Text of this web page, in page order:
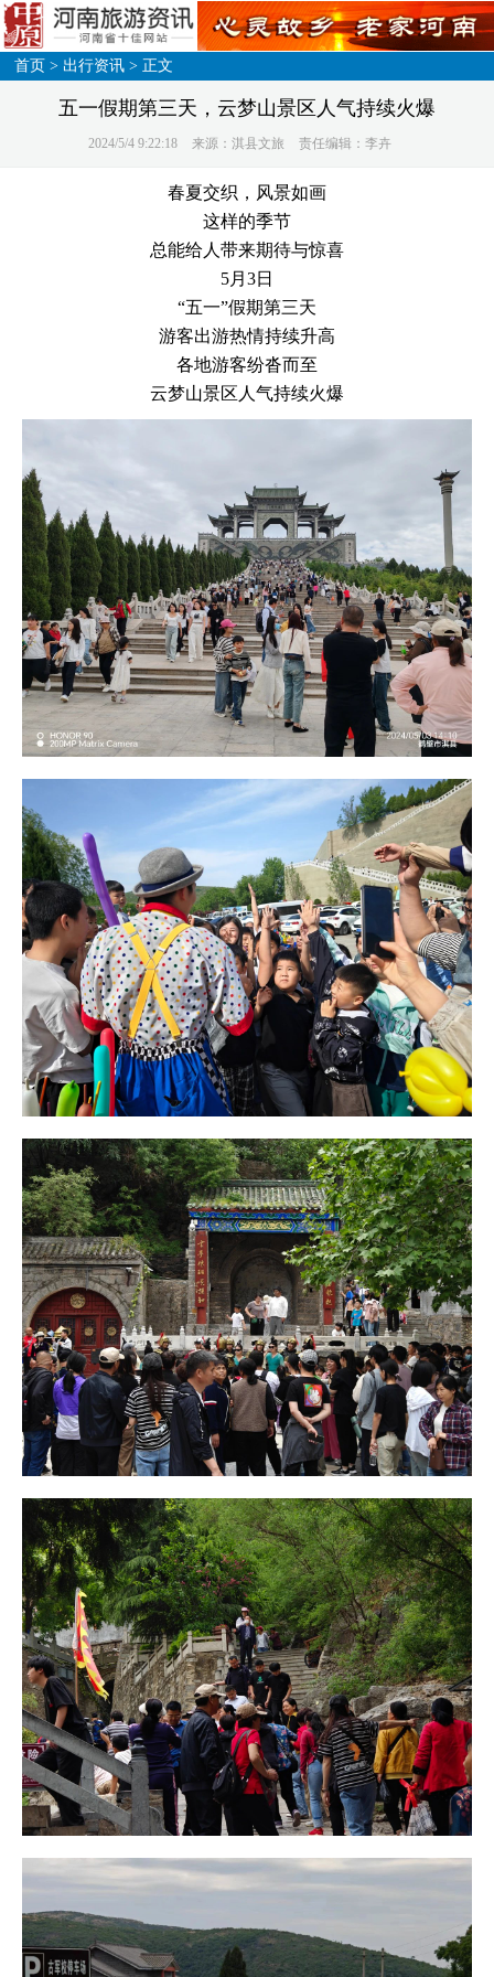
首页 >出行资讯 > 正文
五一假期第三天，云梦山景区人气持续火爆
2024/5/4 9:22:18 来源：淇县文旅 责任编辑：李卉
春夏交织，风景如画
这样的季节
总能给人带来期待与惊喜
5月3日
“五一”假期第三天
游客出游热情持续升高
各地游客纷沓而至
云梦山景区人气持续火爆